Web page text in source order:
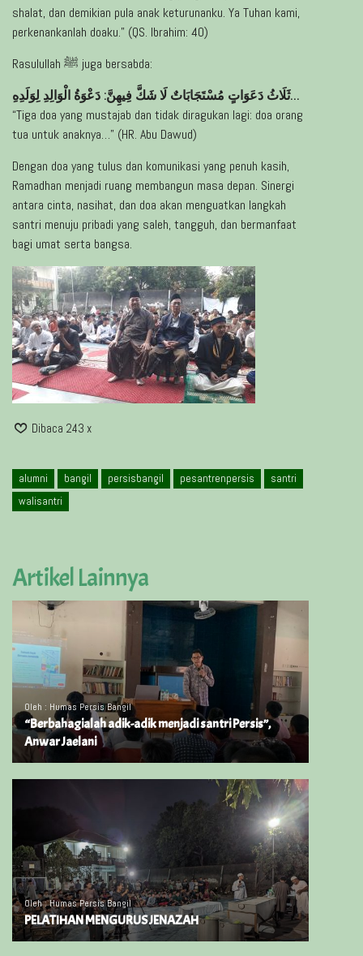
shalat, dan demikian pula anak keturunanku. Ya Tuhan kami,
perkenankanlah doaku.” (QS. Ibrahim: 40)
Rasulullah ﷺ juga bersabda:
ثَلَاثُ دَعَوَاتٍ مُسْتَجَابَاتٌ لَا شَكَّ فِيهِنَّ: دَعْوَةُ الْوَالِدِ لِوَلَدِهِ…
“Tiga doa yang mustajab dan tidak diragukan lagi: doa orang
tua untuk anaknya…” (HR. Abu Dawud)
Dengan doa yang tulus dan komunikasi yang penuh kasih,
Ramadhan menjadi ruang membangun masa depan. Sinergi
antara cinta, nasihat, dan doa akan menguatkan langkah
santri menuju pribadi yang saleh, tangguh, dan bermanfaat
bagi umat serta bangsa.
Dibaca 243 x
alumni bangil persisbangil pesantrenpersis
santri
walisantri
Artikel Lainnya
Oleh : Humas Persis Bangil
“Berbahagialah adik-adik menjadi santri Persis”,
Anwar Jaelani
Oleh : Humas Persis Bangil
PELATIHAN MENGURUS JENAZAH